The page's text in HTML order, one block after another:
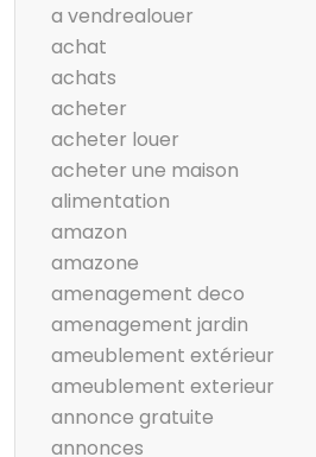
a vendrealouer
achat
achats
acheter
acheter louer
acheter une maison
alimentation
amazon
amazone
amenagement deco
amenagement jardin
ameublement extérieur
ameublement exterieur
annonce gratuite
annonces